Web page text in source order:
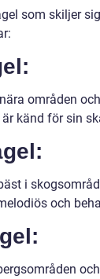
som skiljer
områden
känd för sin
i
och